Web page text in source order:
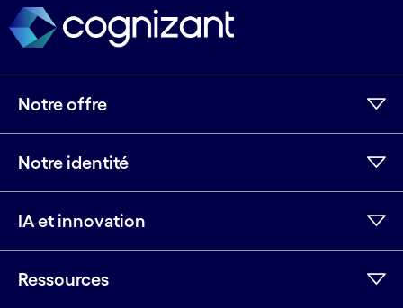
Notre offre
Notre identité
IA et innovation
Ressources